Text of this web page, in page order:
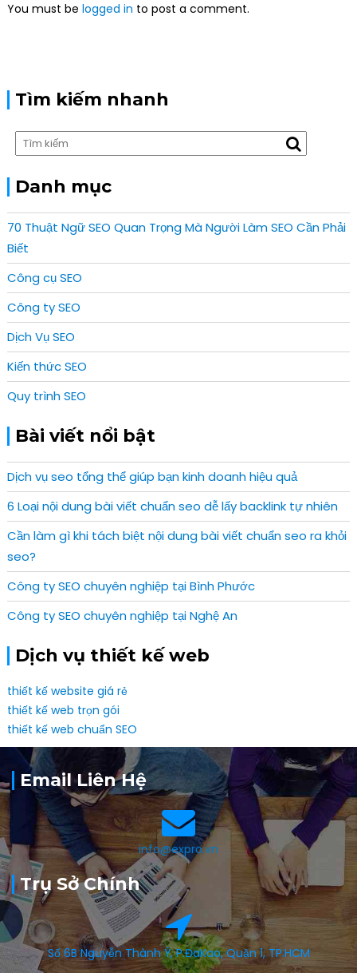
t
You must be logged in to post a comment.
Tìm kiếm nhanh
Danh mục
70 Thuật Ngữ SEO Quan Trọng Mà Người Làm SEO Cần Phải
Biết
Công cụ SEO
Công ty SEO
Dịch Vụ SEO
Kiến thức SEO
Quy trình SEO
Bài viết nổi bật
Dịch vụ seo tổng thể giúp bạn kinh doanh hiệu quả
6 Loại nội dung bài viết chuẩn seo dễ lấy backlink tự nhiên
Cần làm gì khi tách biệt nội dung bài viết chuẩn seo ra khỏi
seo?
Công ty SEO chuyên nghiệp tại Bình Phước
Công ty SEO chuyên nghiệp tại Nghệ An
Dịch vụ thiết kế web
thiết kế website giá rẻ
thiết kế web trọn gói
thiết kế web chuẩn SEO
Email Liên Hệ
info@expro.vn
Trụ Sở Chính
Số 6B Nguyễn Thành Ý, P.ĐaKao, Quận 1, TP.HCM